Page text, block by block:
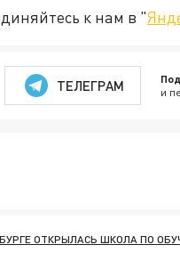
к нам в "
ТЕЛЕГРАМ и
ОТКРЫЛАСЬ ШКОЛА ПО